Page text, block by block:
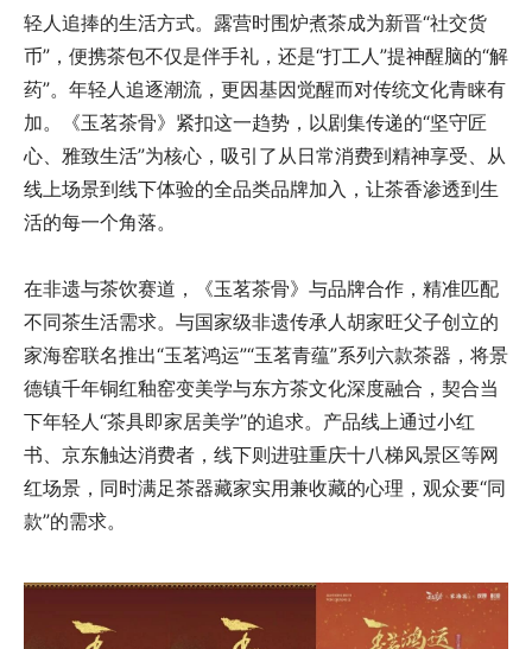
轻人追捧的生活方式。露营时围炉煮茶成为新晋“社交货
币”，便携茶包不仅是伴手礼，还是“打工人”提神醒脑的“解
药”。年轻人追逐潮流，更因基因觉醒而对传统文化青睐有
加。《玉茗茶骨》紧扣这一趋势，以剧集传递的“坚守匠
心、雅致生活”为核心，吸引了从日常消费到精神享受、从
线上场景到线下体验的全品类品牌加入，让茶香渗透到生
活的每一个角落。
在非遗与茶饮赛道，《玉茗茶骨》与品牌合作，精准匹配
不同茶生活需求。与国家级非遗传承人胡家旺父子创立的
家海窑联名推出“玉茗鸿运”“玉茗青蕴”系列六款茶器，将景
德镇千年铜红釉窑变美学与东方茶文化深度融合，契合当
下年轻人“茶具即家居美学”的追求。产品线上通过小红
书、京东触达消费者，线下则进驻重庆十八梯风景区等网
红场景，同时满足茶器藏家实用兼收藏的心理，观众要“同
款”的需求。